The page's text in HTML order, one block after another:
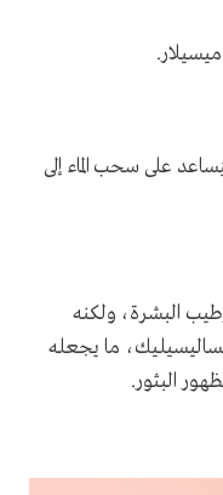
على سحب الماء إلى
البشرة، ولكنه
ما يجعله
البثور.